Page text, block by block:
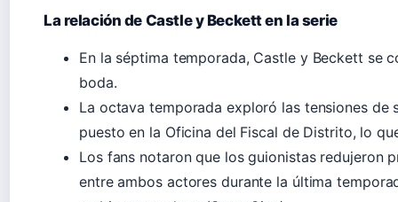
La relación de Castle y Beckett en la serie
En la séptima temporada, Castle y Beckett se
boda.
La octava temporada exploró las tensiones de
puesto en la Oficina del Fiscal de Distrito, lo
Los fans notaron que los guionistas redujeron
entre ambos actores durante la última